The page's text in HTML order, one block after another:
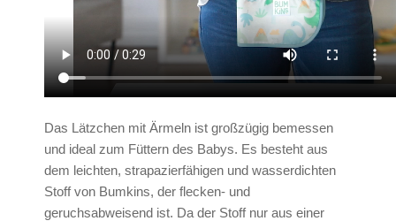
Das Lätzchen mit Ärmeln ist großzügig bemessen
und ideal zum Füttern des Babys. Es besteht aus
dem leichten, strapazierfähigen und wasserdichten
Stoff von Bumkins, der flecken- und
geruchsabweisend ist. Da der Stoff nur aus einer